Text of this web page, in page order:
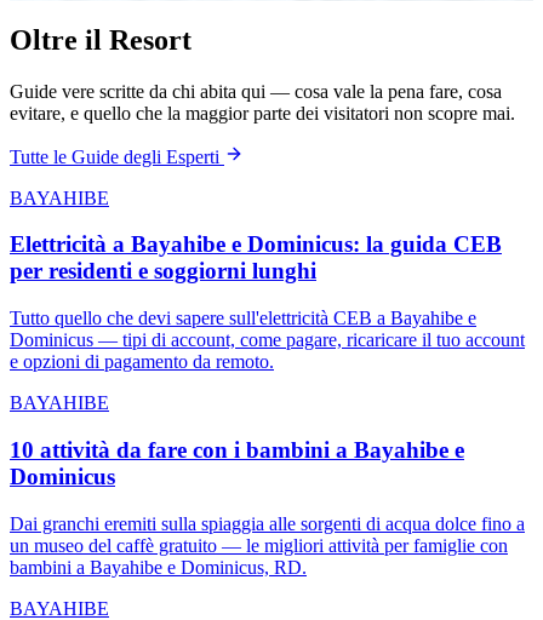
Oltre il Resort
Guide vere scritte da chi abita qui — cosa vale la pena fare, cosa
evitare, e quello che la maggior parte dei visitatori non scopre mai.
Tutte le Guide degli Esperti
BAYAHIBE
Elettricità a Bayahibe e Dominicus: la guida CEB
per residenti e soggiorni lunghi
Tutto quello che devi sapere sull'elettricità CEB a Bayahibe e
Dominicus — tipi di account, come pagare, ricaricare il tuo account
e opzioni di pagamento da remoto.
BAYAHIBE
10 attività da fare con i bambini a Bayahibe e
Dominicus
Dai granchi eremiti sulla spiaggia alle sorgenti di acqua dolce fino a
un museo del caffè gratuito — le migliori attività per famiglie con
bambini a Bayahibe e Dominicus, RD.
BAYAHIBE